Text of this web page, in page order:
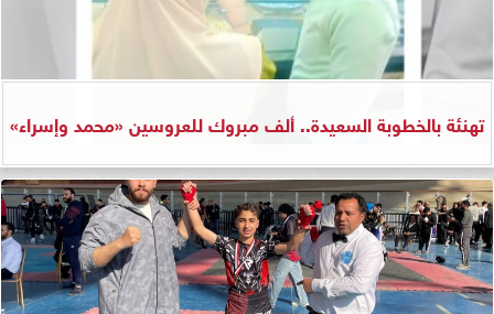
تهنئة بالخطوبة السعيدة.. ألف مبروك للعروسين «محمد وإسراء»